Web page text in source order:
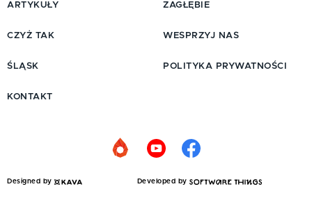
ARTYKUŁY
CZYŻ TAK
ŚLĄSK
ZAGŁĘBIE
WESPRZYJ NAS
POLITYKA PRYWATNOŚCI
KONTAKT
Designed by Developed by